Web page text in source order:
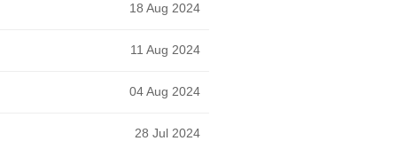
18 Aug 2024
11 Aug 2024
04 Aug 2024
28 Jul 2024